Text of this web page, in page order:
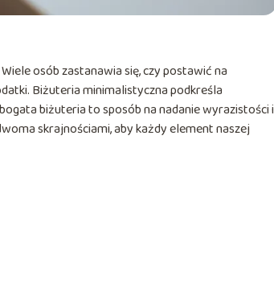
osób zastanawia się, czy postawić na
Biżuteria minimalistyczna podkreśla
biżuteria to sposób na nadanie wyrazistości i
skrajnościami, aby każdy element naszej